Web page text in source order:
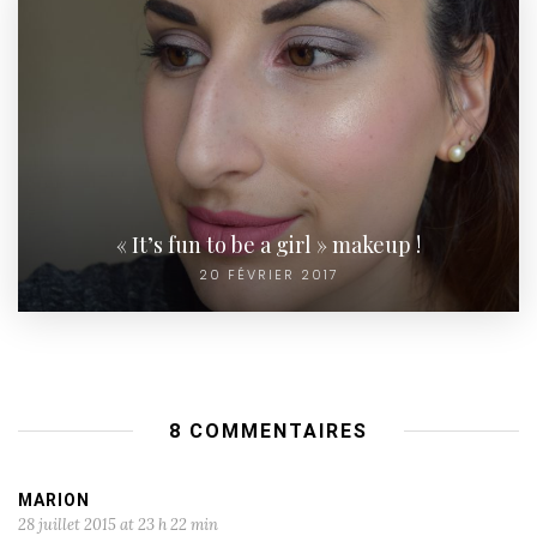
« It’s fun to be a girl » makeup !
20 FÉVRIER 2017
8 COMMENTAIRES
MARION
28 juillet 2015 at 23 h 22 min